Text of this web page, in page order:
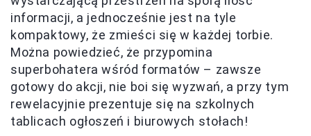
informacji, a jednocześnie jest na tyle
kompaktowy, że zmieści się w każdej torbie.
Można powiedzieć, że przypomina
superbohatera wśród formatów – zawsze
gotowy do akcji, nie boi się wyzwań, a przy tym
rewelacyjnie prezentuje się na szkolnych
tablicach ogłoszeń i biurowych stołach!